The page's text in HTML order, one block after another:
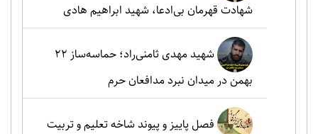
شهادت قهرمان بی‌ادعا، شهید ابراهیم هادی
شهید مهدی ثامنی‌راد؛ حماسه‌ساز ۲۲
بهمن در میدان نبرد مدافعان حرم
فصل پاییز و پیوند شاخه تعلیم و تربیت